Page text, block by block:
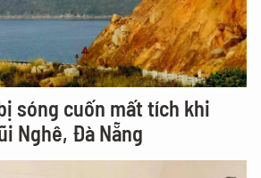
sóng cuốn mất tích khi
Nghê, Đà Nẵng